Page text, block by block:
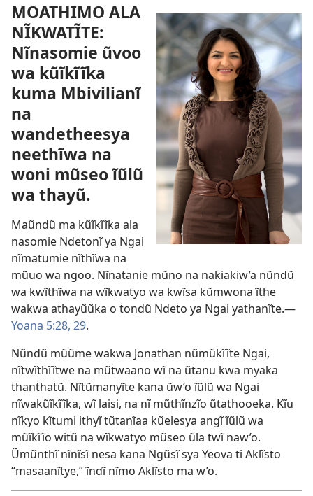
MOATHIMO ALA
NĨKWATĨTE:
Nĩnasomie ũvoo
wa kũĩkĩĩka
kuma Mbivilianĩ
na
wandetheesya
neethĩwa na
woni mũseo ĩũlũ
wa thayũ.
Maũndũ ma kũĩkĩĩka ala
nasomie Ndetonĩ ya Ngai
nĩmatumie nĩthĩwa na
mũuo wa ngoo. Nĩnatanie mũno na nakiakiw’a nũndũ
wa kwĩthĩwa na wĩkwatyo wa kwĩsa kũmwona ĩthe
wakwa athayũũka o tondũ Ndeto ya Ngai yathanĩte.—
Yoana 5:28, 29.
Nũndũ mũũme wakwa Jonathan nũmũkĩĩte Ngai,
nĩtwĩthĩĩtwe na mũtwaano wĩ na ũtanu kwa myaka
thanthatũ. Nĩtũmanyĩte kana ũw’o ĩũlũ wa Ngai
nĩwakũĩkĩĩka, wĩ laisi, na nĩ mũthĩnzĩo ũtathooeka. Kĩu
nĩkyo kĩtumi ithyĩ tũtanĩaa kũelesya angĩ ĩũlũ wa
mũĩkĩĩo witũ na wĩkwatyo mũseo ũla twĩ naw’o.
Ũmũnthĩ nĩnĩsĩ nesa kana Ngũsĩ sya Yeova ti Aklĩsto
“masaanĩtye,” ĩndĩ nĩmo Aklĩsto ma w’o.